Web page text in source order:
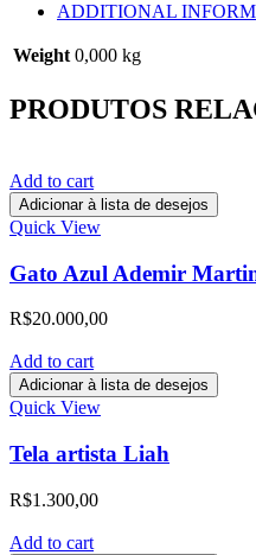
ADDITIONAL
Weight 0,000 kg
PRODUTOS
Add to cart
Adicionar à lista de desejos
Quick View
Gato Azul Ademir
R$20.000,00
Add to cart
Adicionar à lista de desejos
Quick View
Tela artista Liah
R$1.300,00
Add to cart